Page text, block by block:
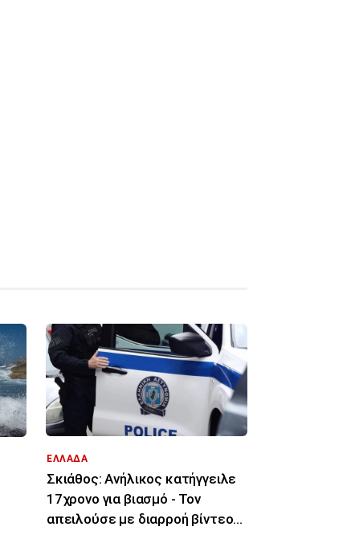
ΕΛΛΑΔΑ
Σκιάθος: Ανήλικος κατήγγειλε
17χρονο για βιασμό - Τον
απειλούσε με διαρροή βίντεο